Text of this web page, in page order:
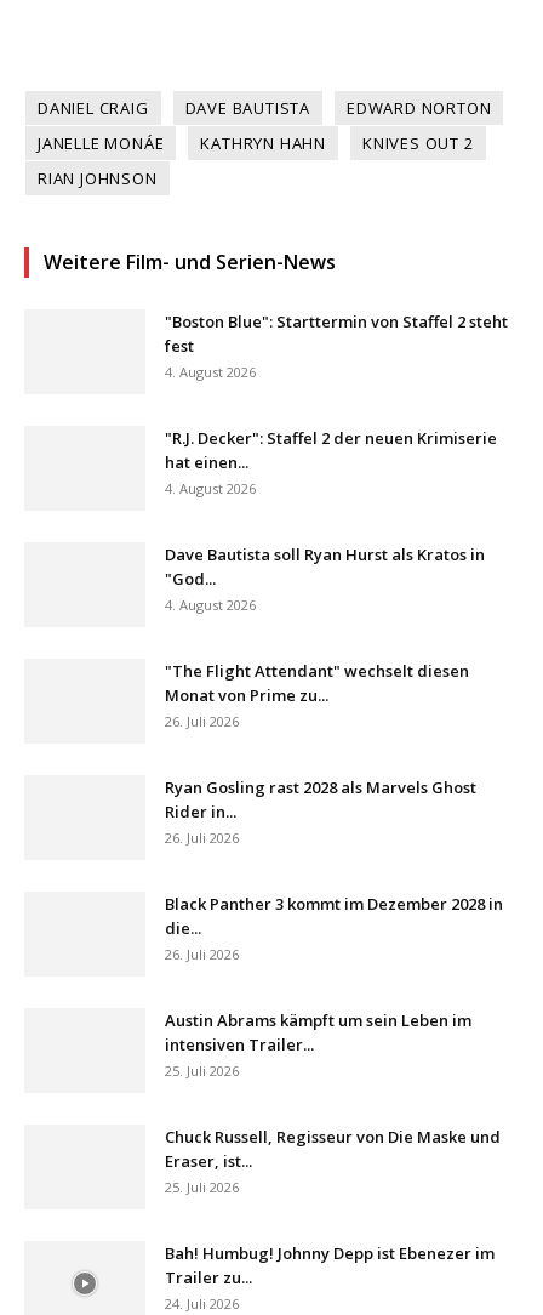
DANIEL CRAIG DAVE BAUTISTA
EDWARD NORTON
JANELLE MONÁE
KATHRYN HAHN
KNIVES OUT 2
RIAN JOHNSON
Weitere Film- und Serien-News
"Boston Blue": Starttermin von Staffel 2 steht
fest
4. August 2026
"R.J. Decker": Staffel 2 der neuen Krimiserie
hat einen...
4. August 2026
Dave Bautista soll Ryan Hurst als Kratos in
"God...
4. August 2026
"The Flight Attendant" wechselt diesen
Monat von Prime zu...
26. Juli 2026
Ryan Gosling rast 2028 als Marvels Ghost
Rider in...
26. Juli 2026
Black Panther 3 kommt im Dezember 2028 in
die...
26. Juli 2026
Austin Abrams kämpft um sein Leben im
intensiven Trailer...
25. Juli 2026
Chuck Russell, Regisseur von Die Maske und
Eraser, ist...
25. Juli 2026
Bah! Humbug! Johnny Depp ist Ebenezer im
Trailer zu...
24. Juli 2026